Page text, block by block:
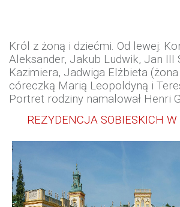
Król z żoną i dziećmi. Od lewej:
Aleksander, Jakub Ludwik, Jan III
Kazimiera, Jadwiga Elżbieta
córeczką Marią Leopoldyną i
Portret rodziny namalował Henri
REZYDENCJA SOBIESKICH